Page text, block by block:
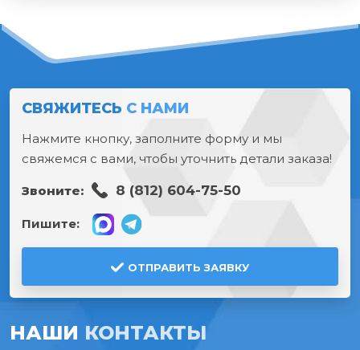
СВЯЖИТЕСЬ С НАМИ
Нажмите кнопку, заполните форму и мы
свяжемся с вами, чтобы уточнить детали заказа!
Звоните: 8 (812) 604-75-50
Пишите:
ОТПРАВИТЬ ЗАЯВКУ
НАШИ КОНТАКТЫ